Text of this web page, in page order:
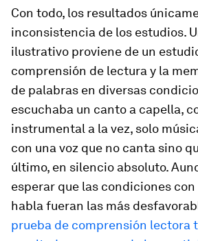
Con todo, los resultados
inconsistencia de los estudios.
ilustrativo proviene de un
comprensión de lectura y la
de palabras en diversas
escuchaba un canto a capella,
instrumental a la vez, solo
con una voz que no canta sino
último, en silencio absoluto.
esperar que las condiciones con
habla fueran las más
prueba de comprensión lectora